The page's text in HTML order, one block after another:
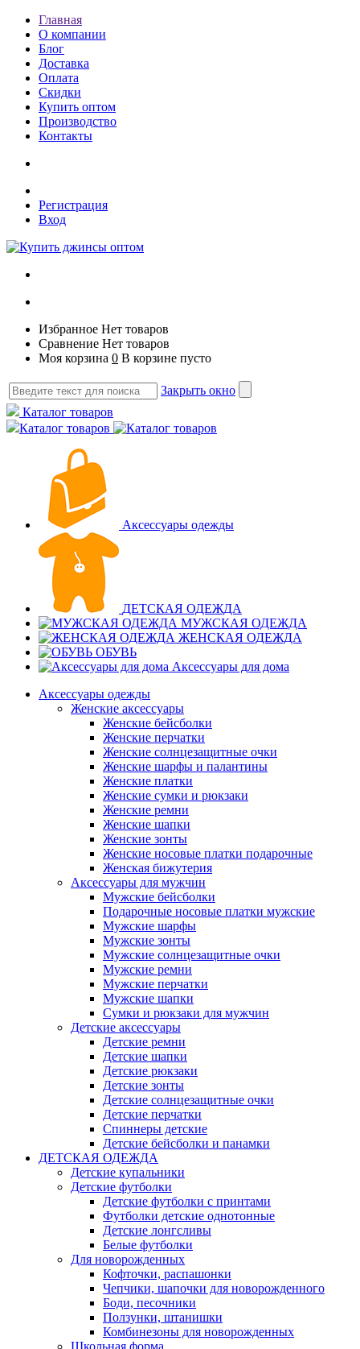
Главная
О компании
Блог
Доставка
Оплата
Скидки
Купить оптом
Производство
Контакты
Регистрация
Вход
Избранное Нет товаров
Сравнение Нет товаров
Моя корзина 0 В корзине пусто
Закрыть окно
Каталог товаров
Каталог товаров
Аксессуары одежды
ДЕТСКАЯ ОДЕЖДА
МУЖСКАЯ ОДЕЖДА
ЖЕНСКАЯ ОДЕЖДА
ОБУВЬ
Аксессуары для дома
Аксессуары одежды
Женские аксессуары
Женские бейсболки
Женские перчатки
Женские солнцезащитные очки
Женские шарфы и палантины
Женские платки
Женские сумки и рюкзаки
Женские ремни
Женские шапки
Женские зонты
Женские носовые платки подарочные
Женская бижутерия
Аксессуары для мужчин
Мужские бейсболки
Подарочные носовые платки мужские
Мужские шарфы
Мужские зонты
Мужские солнцезащитные очки
Мужские ремни
Мужские перчатки
Мужские шапки
Сумки и рюкзаки для мужчин
Детские аксессуары
Детские ремни
Детские шапки
Детские рюкзаки
Детские зонты
Детские солнцезащитные очки
Детские перчатки
Спиннеры детские
Детские бейсболки и панамки
ДЕТСКАЯ ОДЕЖДА
Детские купальники
Детские футболки
Детские футболки с принтами
Футболки детские однотонные
Детские лонгсливы
Белые футболки
Для новорожденных
Кофточки, распашонки
Чепчики, шапочки для новорожденного
Боди, песочники
Ползунки, штанишки
Комбинезоны для новорожденных
Школьная форма